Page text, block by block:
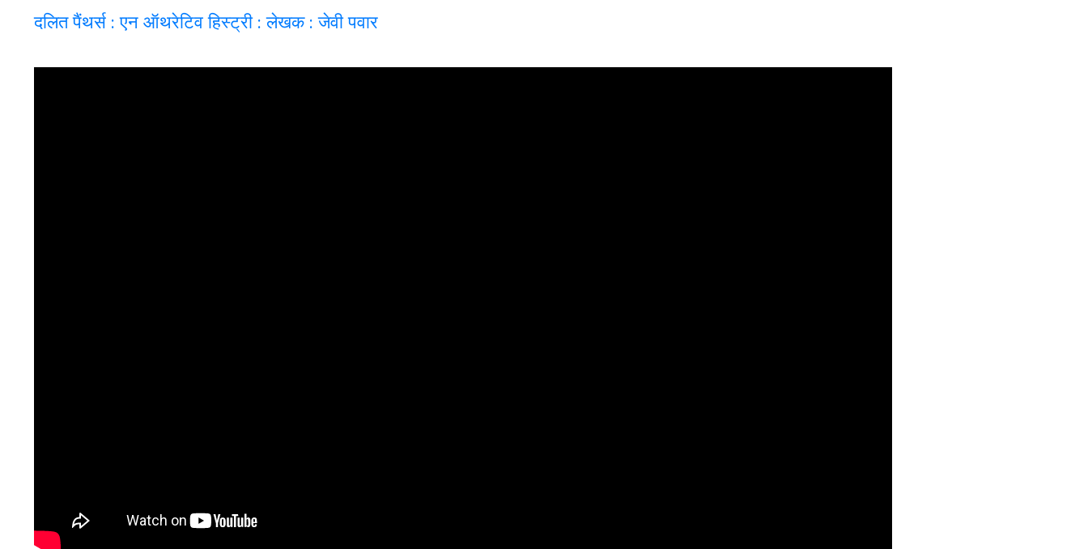
दलित पैंथर्स : एन ऑथरेटिव हिस्ट्री : लेखक : जेवी पवार